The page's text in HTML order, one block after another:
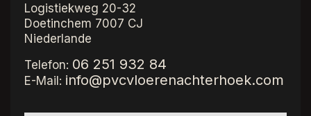
Logistiekweg 20-32
Doetinchem 7007 CJ
Niederlande
Telefon: 06 251 932 84
E-Mail: info@pvcvloerenachterhoek.com